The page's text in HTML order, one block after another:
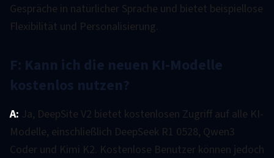
Gespräche in natürlicher Sprache und bietet beispiellose
Flexibilität und Personalisierung.
F: Kann ich die neuen KI-Modelle
kostenlos nutzen?
A: Ja, DeepSite V2 bietet kostenlosen Zugriff auf alle KI-
Modelle, einschließlich DeepSeek R1 0528, Qwen3
Coder und Kimi K2. Kostenlose Benutzer können jedoch